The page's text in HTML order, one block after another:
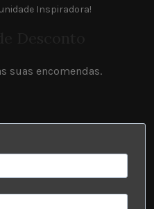
Inspiradora!
suas encomendas.